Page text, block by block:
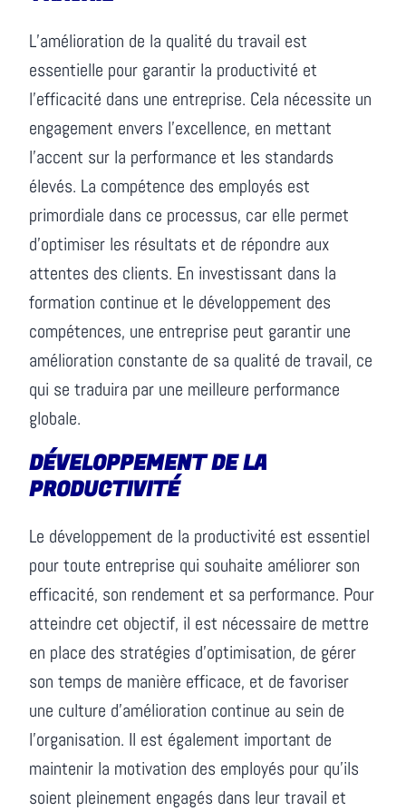
L’amélioration de la qualité du travail est
essentielle pour garantir la productivité et
l’efficacité dans une entreprise. Cela nécessite un
engagement envers l’excellence, en mettant
l’accent sur la performance et les standards
élevés. La compétence des employés est
primordiale dans ce processus, car elle permet
d’optimiser les résultats et de répondre aux
attentes des clients. En investissant dans la
formation continue et le développement des
compétences, une entreprise peut garantir une
amélioration constante de sa qualité de travail, ce
qui se traduira par une meilleure performance
globale.
DÉVELOPPEMENT DE LA
PRODUCTIVITÉ
Le développement de la productivité est essentiel
pour toute entreprise qui souhaite améliorer son
efficacité, son rendement et sa performance. Pour
atteindre cet objectif, il est nécessaire de mettre
en place des stratégies d’optimisation, de gérer
son temps de manière efficace, et de favoriser
une culture d’amélioration continue au sein de
l’organisation. Il est également important de
maintenir la motivation des employés pour qu’ils
soient pleinement engagés dans leur travail et